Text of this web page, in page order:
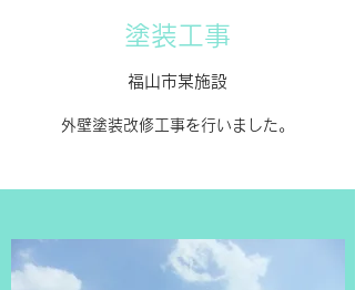
​​塗装工事
​​福山市某施設
​​外壁塗装改修工事を行いました。